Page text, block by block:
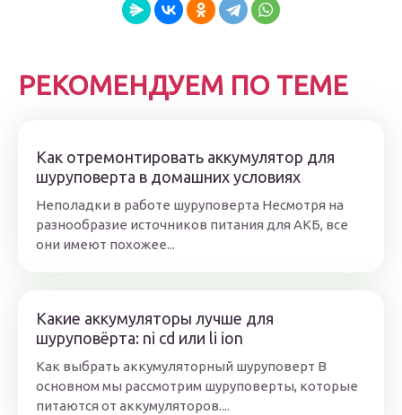
РЕКОМЕНДУЕМ ПО ТЕМЕ
Как отремонтировать аккумулятор для
шуруповерта в домашних условиях
Неполадки в работе шуруповерта Несмотря на
разнообразие источников питания для АКБ, все
они имеют похожее...
Какие аккумуляторы лучше для
шуруповёрта: ni cd или li ion
Как выбрать аккумуляторный шуруповерт В
основном мы рассмотрим шуруповерты, которые
питаются от аккумуляторов....